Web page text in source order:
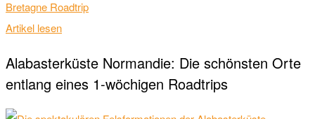
Artikel lesen
Alabasterküste Normandie: Die schönsten Orte
entlang eines 1-wöchigen Roadtrips